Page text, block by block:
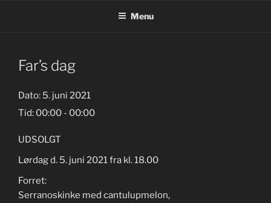
Menu
Far’s dag
Dato: 5. juni 2021
Tid: 00:00 - 00:00
UDSOLGT
Lørdag d. 5. juni 2021 fra kl. 18.00
Forret:
Serranoskinke med cantulupmelon,